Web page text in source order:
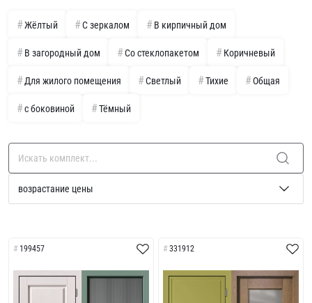
Жёлтый С зеркалом В кирпичный дом
В загородный дом Со стеклопакетом Коричневый
Для жилого помещения Светлый Тихие Общая
с боковиной Тёмный
199457 331912